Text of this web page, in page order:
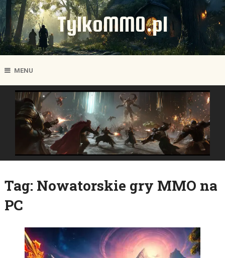
TylkoMMO.pl
MENU
Tag: Nowatorskie gry MMO na
PC